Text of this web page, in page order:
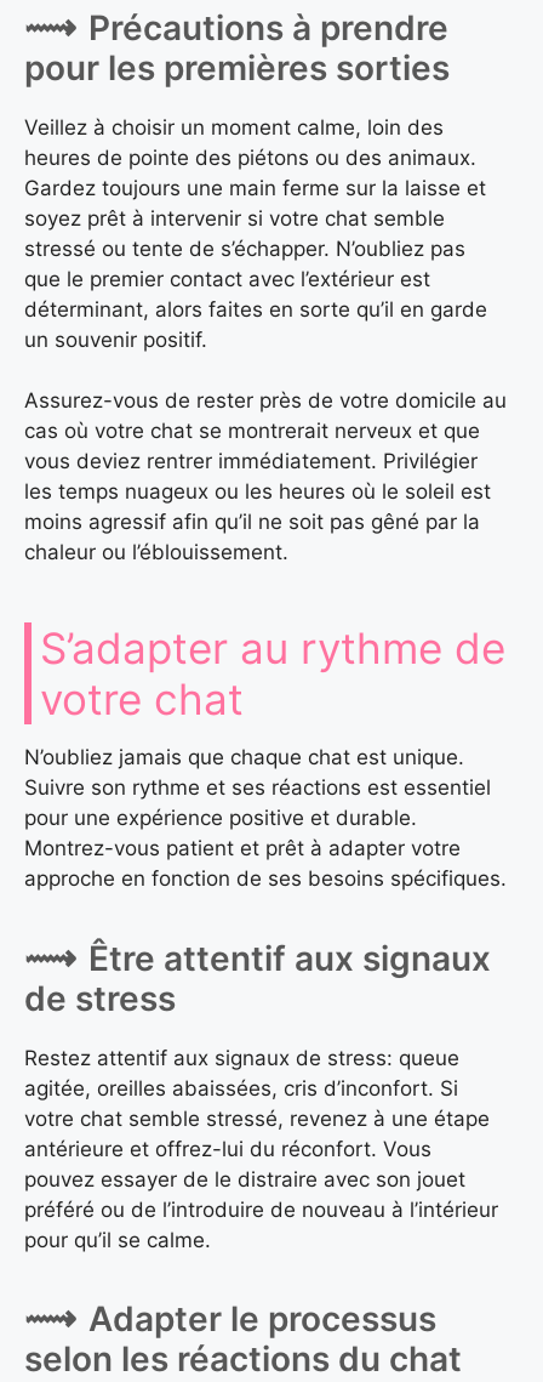
Précautions à prendre
pour les premières sorties
Veillez à choisir un moment calme, loin des
heures de pointe des piétons ou des animaux.
Gardez toujours une main ferme sur la laisse et
soyez prêt à intervenir si votre chat semble
stressé ou tente de s’échapper. N’oubliez pas
que le premier contact avec l’extérieur est
déterminant, alors faites en sorte qu’il en garde
un souvenir positif.
Assurez-vous de rester près de votre domicile au
cas où votre chat se montrerait nerveux et que
vous deviez rentrer immédiatement. Privilégier
les temps nuageux ou les heures où le soleil est
moins agressif afin qu’il ne soit pas gêné par la
chaleur ou l’éblouissement.
S’adapter au rythme de
votre chat
N’oubliez jamais que chaque chat est unique.
Suivre son rythme et ses réactions est essentiel
pour une expérience positive et durable.
Montrez-vous patient et prêt à adapter votre
approche en fonction de ses besoins spécifiques.
Être attentif aux signaux
de stress
Restez attentif aux signaux de stress: queue
agitée, oreilles abaissées, cris d’inconfort. Si
votre chat semble stressé, revenez à une étape
antérieure et offrez-lui du réconfort. Vous
pouvez essayer de le distraire avec son jouet
préféré ou de l’introduire de nouveau à l’intérieur
pour qu’il se calme.
Adapter le processus
selon les réactions du chat